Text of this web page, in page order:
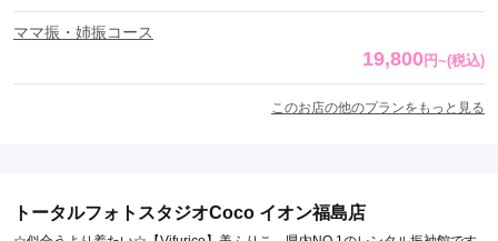
ママ振・姉振コース
19,800 円~(税込)
このお店の他のプランをもっと見る
トータルフォトスタジオCoco イオン福島店